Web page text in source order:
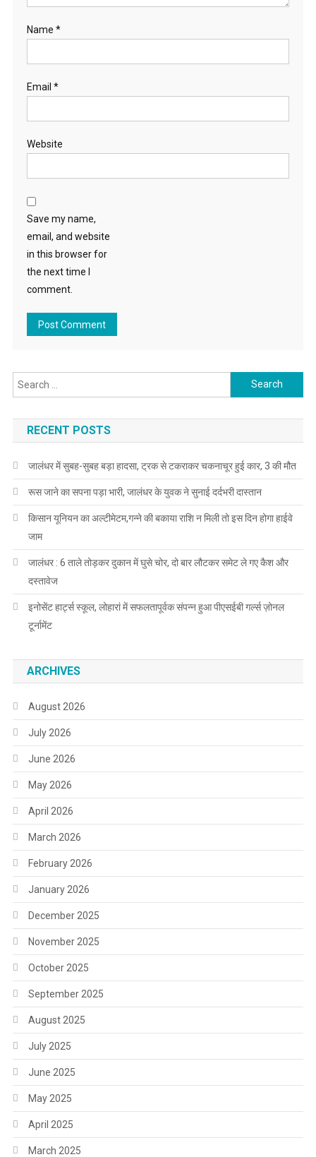
Name *
Email *
Website
Save my name,
email, and website
in this browser for
the next time I
comment.
Search for:
RECENT POSTS
जालंधर में सुबह-सुबह बड़ा हादसा, ट्रक से टकराकर चकनाचूर हुई कार, 3 की मौत
रूस जाने का सपना पड़ा भारी, जालंधर के युवक ने सुनाई दर्दभरी दास्तान
किसान यूनियन का अल्टीमेटम,गन्ने की बकाया राशि न मिली तो इस दिन होगा हाईवे
जाम
जालंधर : 6 ताले तोड़कर दुकान में घुसे चोर, दो बार लौटकर समेट ले गए कैश और
दस्तावेज
इनोसेंट हार्ट्स स्कूल, लोहारां में सफलतापूर्वक संपन्न हुआ पीएसईबी गर्ल्स ज़ोनल
टूर्नामेंट
ARCHIVES
August 2026
July 2026
June 2026
May 2026
April 2026
March 2026
February 2026
January 2026
December 2025
November 2025
October 2025
September 2025
August 2025
July 2025
June 2025
May 2025
April 2025
March 2025